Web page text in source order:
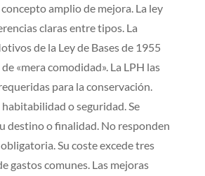
amplio de mejora. La ley
claras entre tipos. La
de la Ley de Bases de 1955
«mera comodidad». La LPH las
para la conservación.
o seguridad. Se
destino o finalidad. No responden
Su coste excede tres
gastos comunes. Las mejoras